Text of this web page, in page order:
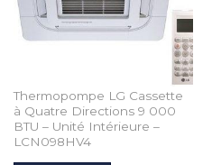
Thermopompe LG Cassette
à Quatre Directions 9 000
BTU – Unité Intérieure –
LCN098HV4